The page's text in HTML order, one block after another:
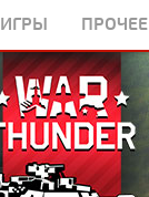
ИГРЫ ПРОЧЕЕ